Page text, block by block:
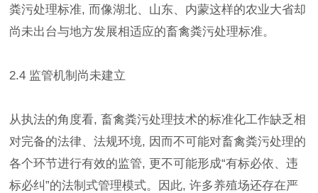
粪污处理标准, 而像湖北、山东、内蒙这样的农业大省却
尚未出台与地方发展相适应的畜禽粪污处理标准。
2.4 监管机制尚未建立
从执法的角度看, 畜禽粪污处理技术的标准化工作缺乏相
对完备的法律、法规环境, 因而不可能对畜禽粪污处理的
各个环节进行有效的监管, 更不可能形成“有标必依、违
标必纠”的法制式管理模式。因此, 许多养殖场还存在严